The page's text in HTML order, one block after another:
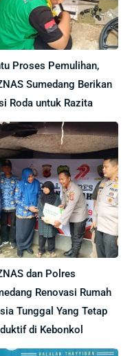
Proses Pemulihan,
Sumedang Berikan
Roda untuk Razita
dan Polres
Renovasi Rumah
Tunggal Yang Tetap
di Kebonkol